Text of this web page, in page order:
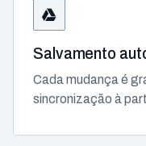
Salvamento
Cada mudança é
sincronização à